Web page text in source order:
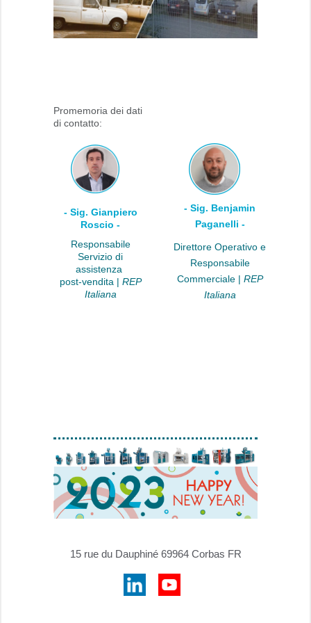
Promemoria dei dati
di contatto:
- Sig. Gianpiero
Roscio -
Responsabile
Servizio di
assistenza
post-vendita | REP
Italiana
- Sig. Benjamin
Paganelli -
Direttore Operativo e
Responsabile
Commerciale | REP
Italiana
15 rue du Dauphiné 69964 Corbas FR